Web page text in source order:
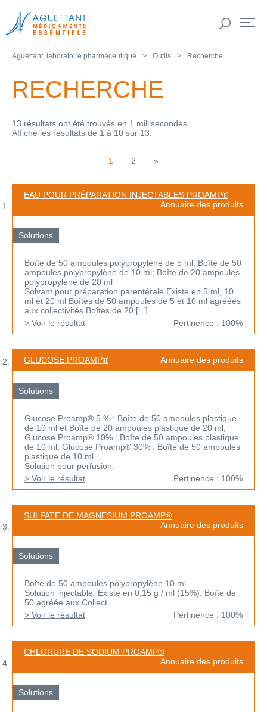
Aguettant, laboratoire pharmaceutique Outils Recherche
RECHERCHE
13 résultats ont été trouvés en 1 millisecondes.
Affiche les résultats de 1 à 10 sur 13.
1 2 »
EAU POUR PRÉPARATION INJECTABLES PROAMP®
Annuaire des produits
Solutions
Boîte de 50 ampoules polypropylène de 5 ml; Boîte de 50
ampoules polypropylène de 10 ml; Boîte de 20 ampoules
polypropylène de 20 ml
Solvant pour préparation parentérale Existe en 5 ml, 10
ml et 20 ml Boîtes de 50 ampoules de 5 et 10 ml agréées
aux collectivités Boîtes de 20 [...]
> Voir le résultat
Pertinence : 100%
GLUCOSE PROAMP® Annuaire des produits
Solutions
Glucose Proamp® 5 % : Boîte de 50 ampoules plastique
de 10 ml et Boîte de 20 ampoules plastique de 20 ml;
Glucose Proamp® 10% : Boîte de 50 ampoules plastique
de 10 ml; Glucose Proamp® 30% : Boîte de 50 ampoules
plastique de 10 ml
Solution pour perfusion.
> Voir le résultat
Pertinence : 100%
SULFATE DE MAGNESIUM PROAMP®
Annuaire des produits
Solutions
Boîte de 50 ampoules polypropylène 10 ml.
Solution injectable. Existe en 0,15 g / ml (15%). Boîte de
50 agréée aux Collect.
> Voir le résultat
Pertinence : 100%
CHLORURE DE SODIUM PROAMP®
Annuaire des produits
Solutions